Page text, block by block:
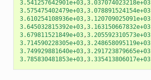
3.541257642901e+03,3.037074023218e+03
3.575475402479e+03,3.078891524154e+03
3.610254108936e+03,3.120709025091e+03
3.645032815392e+03,3.163150667832e+03
3.679811521849e+03,3.205592310573e+03
3.714590228305e+03,3.248658095119e+03
3.749929881640e+03,3.291723879665e+03
3.785830481853e+03,3.335413806017e+03